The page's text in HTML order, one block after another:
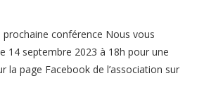
conférence Nous vous
14 septembre 2023 à 18h pour une
la page Facebook de l’association sur